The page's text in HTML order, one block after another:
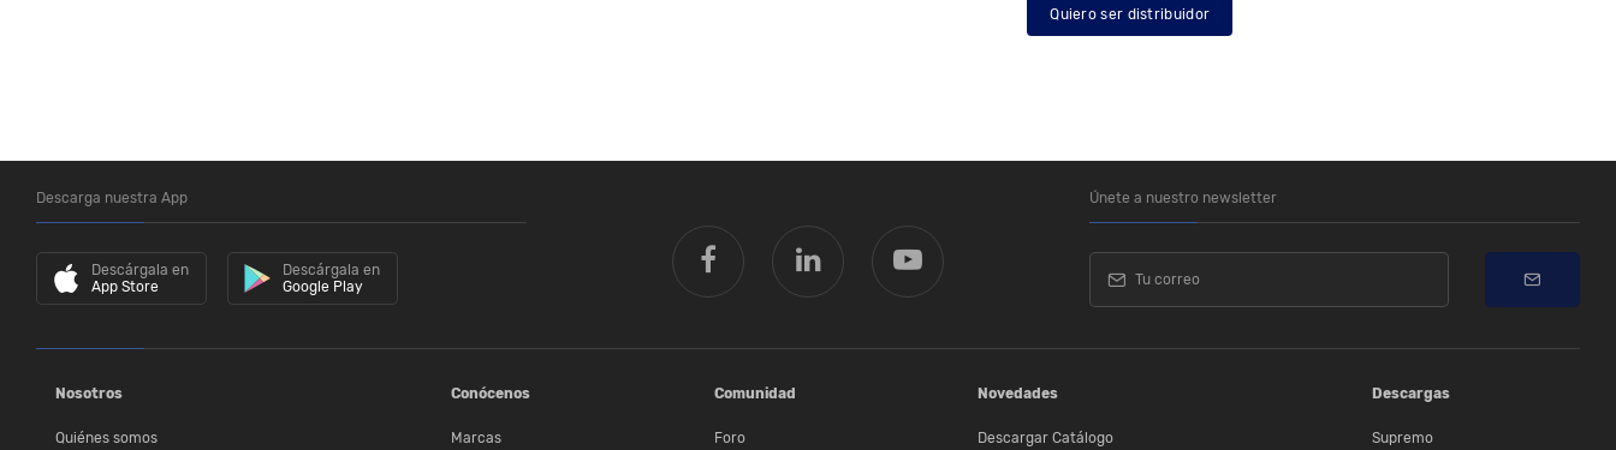
Quiero ser distribuidor
Descarga nuestra App
Descárgala en
App Store
Descárgala en
Google Play
Únete a nuestro newsletter
Nosotros
Quiénes somos
Conócenos
Marcas
Comunidad
Foro
Novedades
Descargar Catálogo
Descargas
Supremo